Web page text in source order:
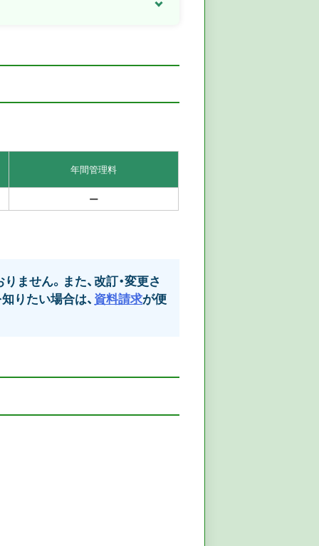
年間管理料
ー
せん。また、改訂・変更さ
りたい場合は、 資料請求が便